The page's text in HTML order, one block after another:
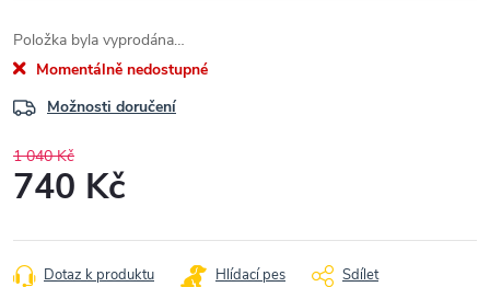
Položka byla vyprodána…
Momentálně nedostupné
Možnosti doručení
1 040 Kč
740 Kč
cena:
Dotaz k produktu Hlídací pes Sdílet